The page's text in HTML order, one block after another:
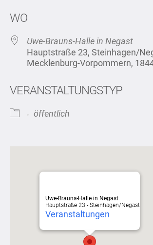
WO
Uwe-Brauns-Halle in Negast
Hauptstraße 23, Steinhagen/
Mecklenburg-Vorpommern,
VERANSTALTUNGSTYP
öffentlich
Uwe-Brauns-Halle in Negast
Hauptstraße 23 - Steinhagen/Negast
Veranstaltungen